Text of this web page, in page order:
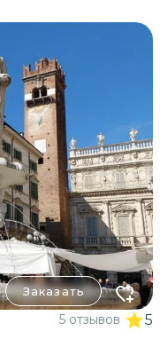
Заказать
5 отзывов 5